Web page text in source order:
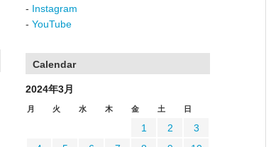
- Instagram
- YouTube
Calendar
2024年3月
月 火 水 木 金 土 日
1 2
3